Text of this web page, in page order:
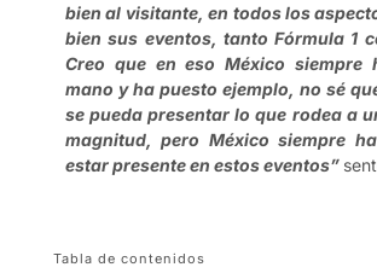
bien al visitante, en todos los
bien sus eventos, tanto Fórmula 1
Creo que en eso México siempre
mano y ha puesto ejemplo, no sé
se pueda presentar lo que rodea a
magnitud, pero México siempre
estar presente en estos eventos”
Tabla de contenidos